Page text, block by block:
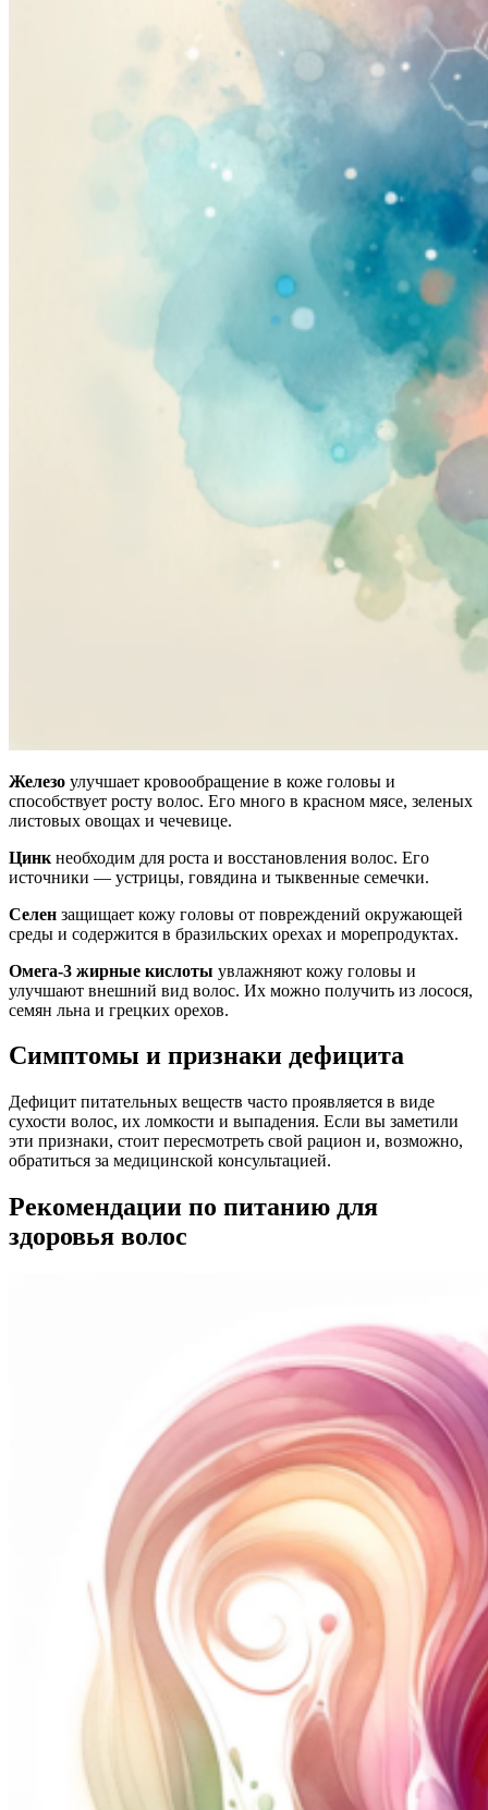
Железо улучшает кровообращение в коже головы и
способствует росту волос. Его много в красном мясе, зеленых
листовых овощах и чечевице.
Цинк необходим для роста и восстановления волос. Его
источники — устрицы, говядина и тыквенные семечки.
Селен защищает кожу головы от повреждений окружающей
среды и содержится в бразильских орехах и морепродуктах.
Омега-3 жирные кислоты увлажняют кожу головы и
улучшают внешний вид волос. Их можно получить из лосося,
семян льна и грецких орехов.
Симптомы и признаки дефицита
Дефицит питательных веществ часто проявляется в виде
сухости волос, их ломкости и выпадения. Если вы заметили
эти признаки, стоит пересмотреть свой рацион и, возможно,
обратиться за медицинской консультацией.
Рекомендации по питанию для
здоровья волос